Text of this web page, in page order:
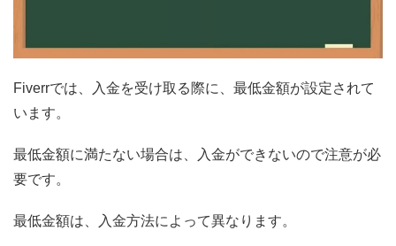
Fiverrでは、入金を受け取る際に、最低金額が設定されて
います。
最低金額に満たない場合は、入金ができないので注意が必
要です。
最低金額は、入金方法によって異なります。